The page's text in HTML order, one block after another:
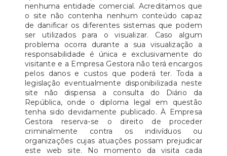
nenhuma entidade comercial. Acreditamos que
o site não contenha nenhum conteúdo capaz
de danificar os diferentes sistemas que podem
ser utilizados para o visualizar. Caso algum
problema ocorra durante a sua visualização a
responsabilidade é única e exclusivamente do
visitante e a Empresa Gestora não terá encargos
pelos danos e custos que poderá ter. Toda a
legislação eventualmente disponibilizada neste
site não dispensa a consulta do Diário da
República, onde o diploma legal em questão
tenha sido devidamente publicado. À Empresa
Gestora reserva-se o direito de proceder
criminalmente contra os indivíduos ou
organizações cujas atuações possam prejudicar
este web site. No momento da visita cada